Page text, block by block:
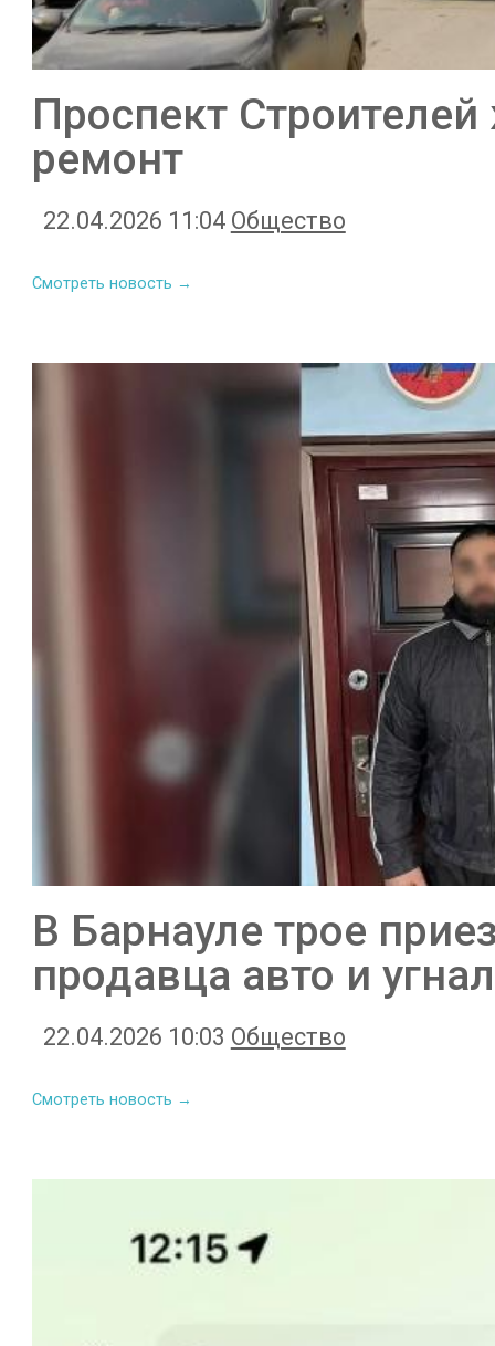
Проспект
ремонт
22.04.2026 11:04 Общество
Смотреть новость →
В Барнауле трое
продавца авто и
22.04.2026 10:03 Общество
Смотреть новость →